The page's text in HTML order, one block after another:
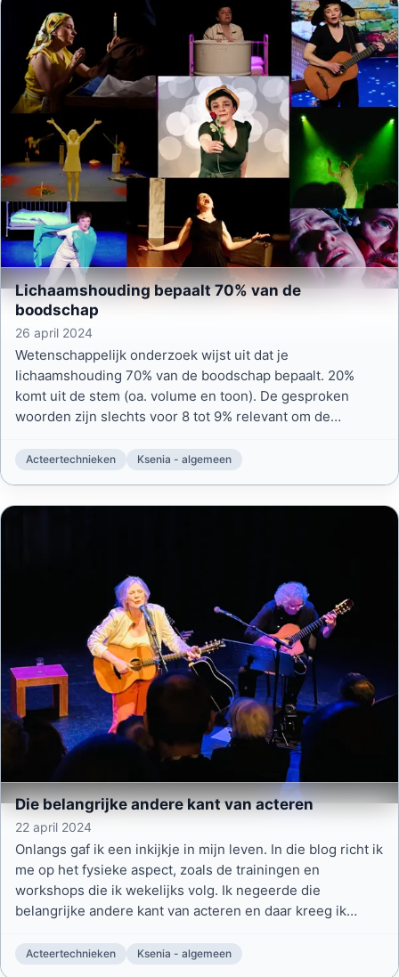
Lichaamshouding bepaalt 70% van de
boodschap
26 april 2024
Wetenschappelijk onderzoek wijst uit dat je
lichaamshouding 70% van de boodschap bepaalt. 20%
komt uit de stem (oa. volume en toon). De gesproken
woorden zijn slechts voor 8 tot 9% relevant om de
voor veel beroepen, waaronder die van mij als actrice.
Acteertechnieken Ksenia - algemeen
Die belangrijke andere kant van acteren
22 april 2024
Onlangs gaf ik een inkijkje in mijn leven. In die blog richt ik
me op het fysieke aspect, zoals de trainingen en
workshops die ik wekelijks volg. Ik negeerde die
belangrijke andere kant van acteren en daar kreeg ik
Acteertechnieken Ksenia - algemeen